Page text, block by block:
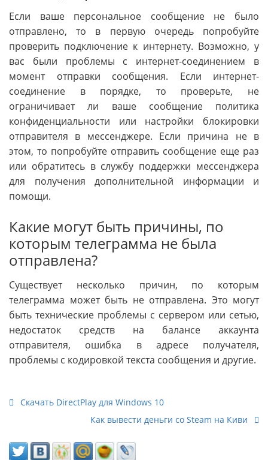
Если ваше персональное сообщение не было
отправлено, то в первую очередь попробуйте
проверить подключение к интернету. Возможно, у
вас были проблемы с интернет-соединением в
момент отправки сообщения. Если интернет-
соединение в порядке, то проверьте, не
ограничивает ли ваше сообщение политика
конфиденциальности или настройки блокировки
отправителя в мессенджере. Если причина не в
этом, то попробуйте отправить сообщение еще раз
или обратитесь в службу поддержки мессенджера
для получения дополнительной информации и
помощи.
Какие могут быть причины, по
которым телеграмма не была
отправлена?
Существует несколько причин, по которым
телеграмма может быть не отправлена. Это могут
быть технические проблемы с сервером или сетью,
недостаток средств на балансе аккаунта
отправителя, ошибка в адресе получателя,
проблемы с кодировкой текста сообщения и другие.
Скачать DirectPlay для Windows 10
Как вывести деньги со Steam на Киви